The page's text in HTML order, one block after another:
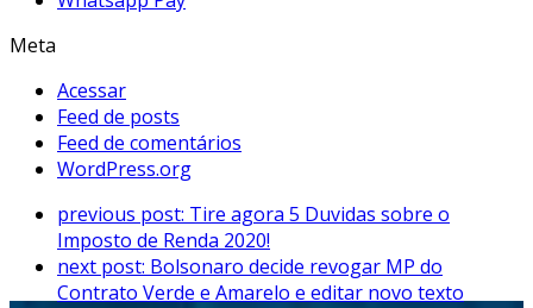
Meta
Acessar
Feed de posts
Feed de comentários
WordPress.org
previous post: Tire agora 5 Duvidas sobre o
Imposto de Renda 2020!
next post: Bolsonaro decide revogar MP do
Contrato Verde e Amarelo e editar novo texto